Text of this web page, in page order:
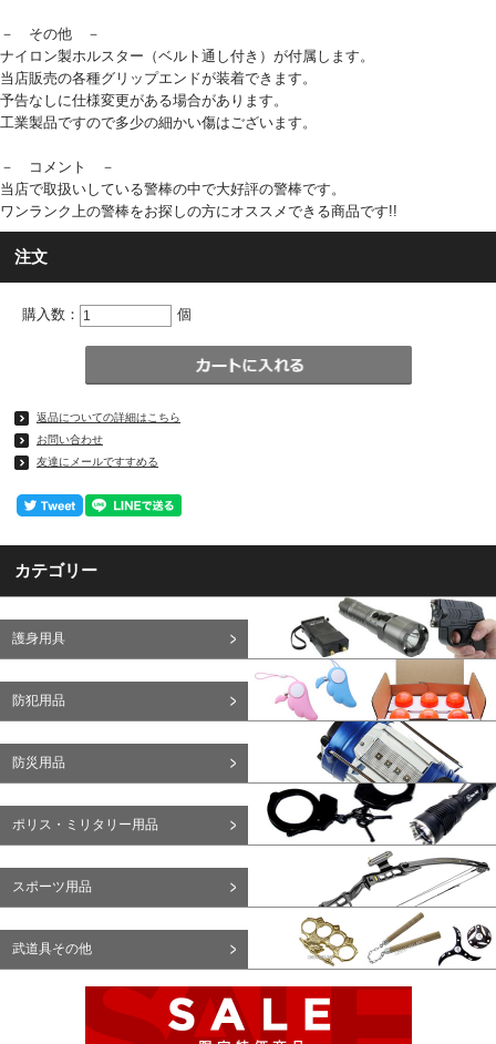
－ その他 －
ナイロン製ホルスター（ベルト通し付き）が付属します。
当店販売の各種グリップエンドが装着できます。
予告なしに仕様変更がある場合があります。
工業製品ですので多少の細かい傷はございます。
－ コメント －
当店で取扱いしている警棒の中で大好評の警棒です。
ワンランク上の警棒をお探しの方にオススメできる商品です!!
注文
購入数： 個
返品についての詳細はこちら
お問い合わせ
友達にメールですすめる
カテゴリー
護身用具
防犯用品
防災用品
ポリス・ミリタリー用品
スポーツ用品
武道具その他